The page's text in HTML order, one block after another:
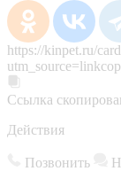
https://kinpet.ru/
Ссылка
Действия
Позвонить